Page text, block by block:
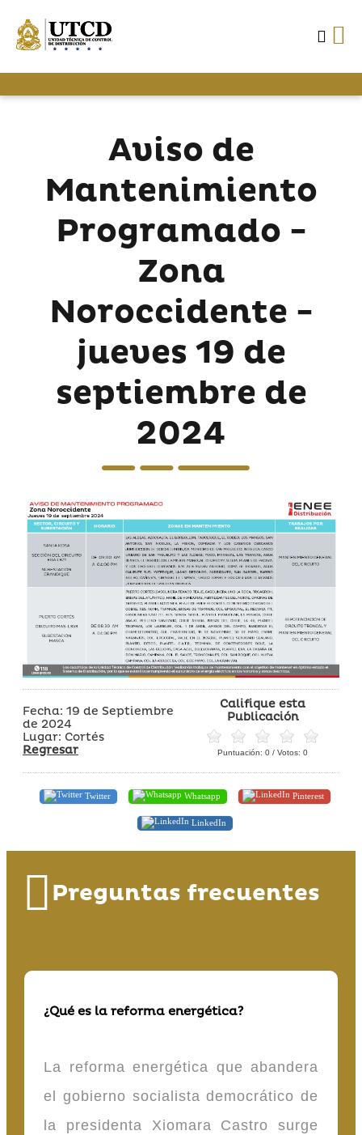
Aviso de
Mantenimiento
Programado -
Zona
Noroccidente -
jueves 19 de
septiembre de
2024
Fecha: 19 de Septiembre
de 2024
Lugar: Cortés
Regresar
Califique esta
Publicación
Puntuación: 0 / Votos: 0
Twitter Whatsapp Pinterest
LinkedIn
Preguntas frecuentes
¿Qué es la reforma energética?
La reforma energética que abandera
el gobierno socialista democrático de
la presidenta Xiomara Castro surge